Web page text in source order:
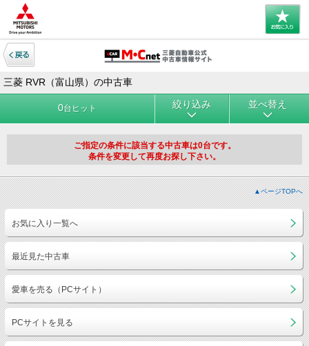
三菱 RVR（富山県）の中古車
0台ヒット 絞り込み 並べ替え
ご指定の条件に該当する中古車は0台です。
条件を変更して再度お探し下さい。
▲ページTOPへ
お気に入り一覧へ
最近見た中古車
愛車を売る（PCサイト）
PCサイトを見る